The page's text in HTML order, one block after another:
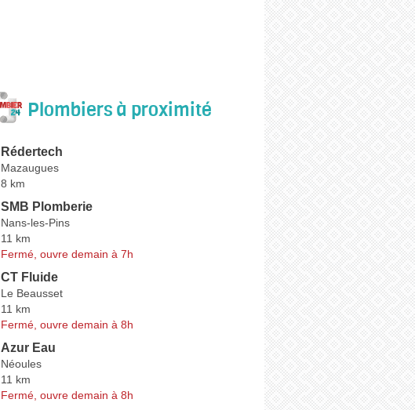
Plombiers à proximité
Rédertech
Mazaugues
8 km
SMB Plomberie
Nans-les-Pins
11 km
Fermé, ouvre demain à 7h
CT Fluide
Le Beausset
11 km
Fermé, ouvre demain à 8h
Azur Eau
Néoules
11 km
Fermé, ouvre demain à 8h